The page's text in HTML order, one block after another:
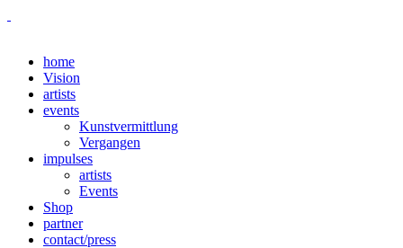
home
Vision
artists
events
Kunstvermittlung
Vergangen
impulses
artists
Events
Shop
partner
contact/press